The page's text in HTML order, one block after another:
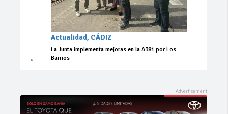
Actualidad, CÁDIZ
La Junta implementa mejoras en la A381 por Los
Barrios